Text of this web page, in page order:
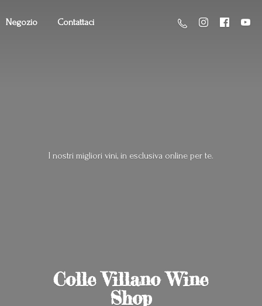
Negozio Contattaci
Colle VillanoWine
Shop
I nostri migliori vini, in esclusiva online per te.